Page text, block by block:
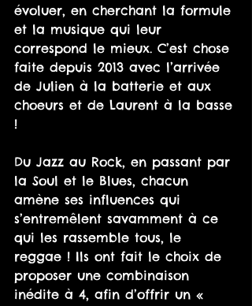
évoluer, en cherchant la formule
et la musique qui leur
correspond le mieux. C’est chose
faite depuis 2013 avec l’arrivée
de Julien à la batterie et aux
choeurs et de Laurent à la basse
!
Du Jazz au Rock, en passant par
la Soul et le Blues, chacun
amène ses influences qui
s’entremêlent savamment à ce
qui les rassemble tous, le
reggae ! Ils ont fait le choix de
proposer une combinaison
inédite à 4, afin d’offrir un «